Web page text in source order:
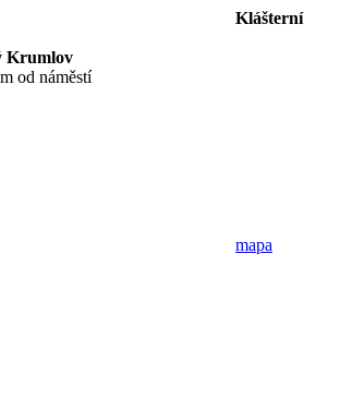
Klášterní
Krumlov
od náměstí
mapa